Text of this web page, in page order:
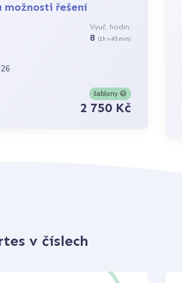
možnosti řešení
Vyuč. hodin:
8 (1h = 45 min)
šablony
2 750 Kč
v číslech